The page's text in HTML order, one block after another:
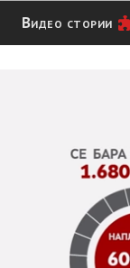
Видео стории